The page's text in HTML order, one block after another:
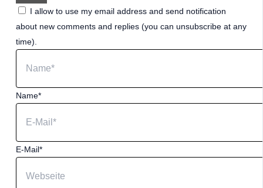
I allow to use my email address and send notification
about new comments and replies (you can unsubscribe at any
time).
Name*
E-Mail*